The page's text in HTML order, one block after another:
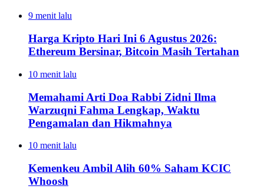
9 menit lalu
Harga Kripto Hari Ini 6 Agustus 2026:
Ethereum Bersinar, Bitcoin Masih Tertahan
10 menit lalu
Memahami Arti Doa Rabbi Zidni Ilma
Warzuqni Fahma Lengkap, Waktu
Pengamalan dan Hikmahnya
10 menit lalu
Kemenkeu Ambil Alih 60% Saham KCIC
Whoosh